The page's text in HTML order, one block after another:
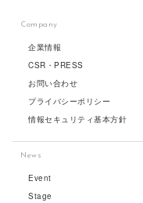
Company
企業情報
CSR・PRESS
お問い合わせ
プライバシーポリシー
情報セキュリティ基本方針
News
Event
Stage